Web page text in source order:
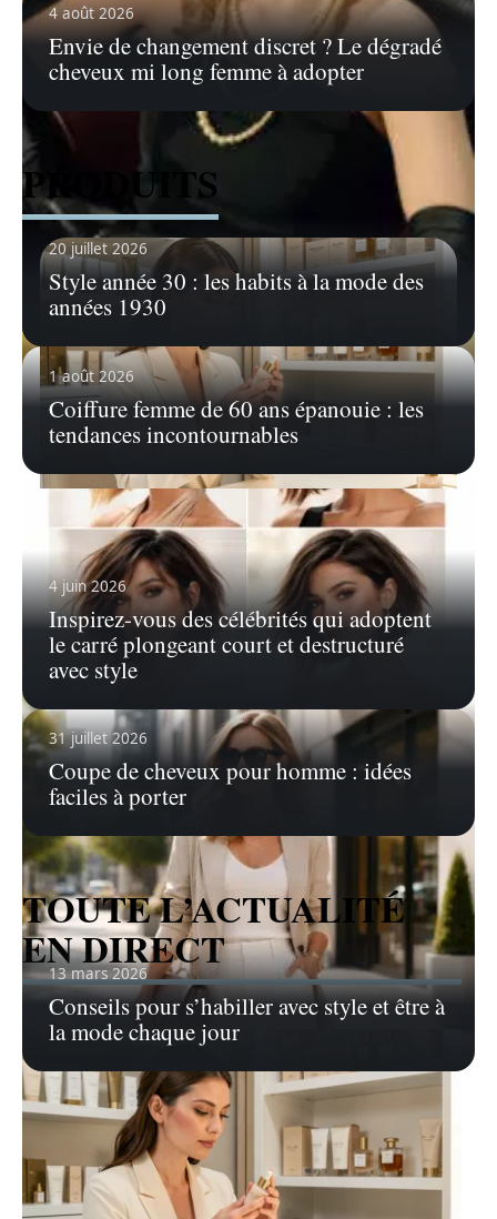
4 août 2026
Envie de changement discret ? Le dégradé
cheveux mi long femme à adopter
1 août 2026
Coiffure femme de 60 ans épanouie : les
tendances incontournables
31 juillet 2026
Coupe de cheveux pour homme : idées
faciles à porter
20 juillet 2026
Style année 30 : les habits à la mode des
années 1930
4 juin 2026
Inspirez-vous des célébrités qui adoptent
le carré plongeant court et destructuré
avec style
13 mars 2026
Conseils pour s’habiller avec style et être à
la mode chaque jour
Voir tous les articles
PRODUITS
6 août 2026
Space NK Avis : est-ce le bon site pour
acheter du maquillage de luxe en ligne ?
Space NK est un détaillant britannique
spécialisé dans la beauté haut de…
En savoir plus
Voir tous les articles
TOUTE L’ACTUALITÉ
EN DIRECT